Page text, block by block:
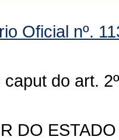
Oficial nº.
do art.
DO